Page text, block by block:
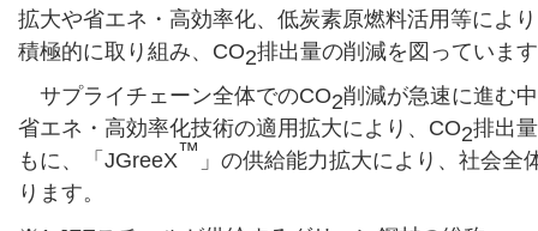
拡大や省エネ・高効率化、低炭素原燃料活用等によ
積極的に取り組み、CO2排出量の削減を図っていま
サプライチェーン全体でのCO2削減が急速に進む
省エネ・高効率化技術の適用拡大により、CO2排出
もに、「JGreeX™ 」の供給能力拡大により、社会全
ります。